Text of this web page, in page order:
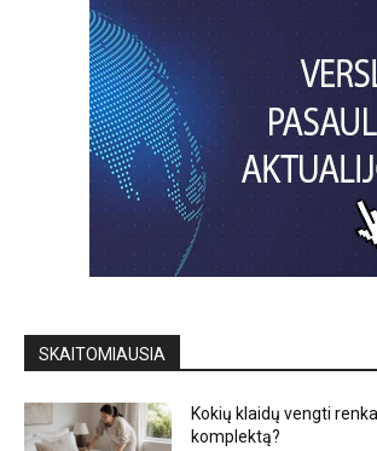
SKAITOMIAUSIA
Kokių klaidų vengti
komplektą?